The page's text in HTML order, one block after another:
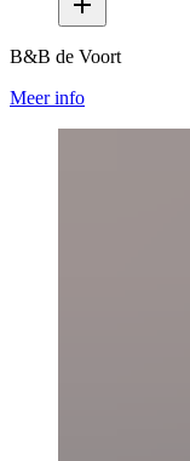
B&B de Voort
Meer info